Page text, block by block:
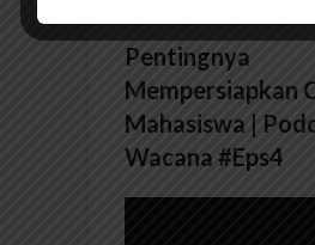
Pentingnya
Mempersiapkan
Mahasiswa |
Wacana #Eps4